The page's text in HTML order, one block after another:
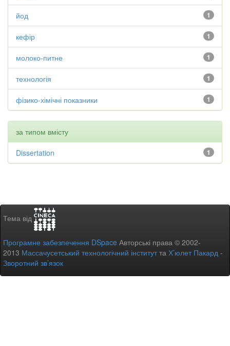
1
йод
1
кефір
1
молоко-питне
1
технологія
1
фізико-хімічні показники
за типом вмісту
1
Dissertation
Тема від
Програмне забезпечення DSpace Авторські права © 2002-
2013 Массачусетський технологічний інститутта Х’юлет Пакард -
Зворотний зв’язок